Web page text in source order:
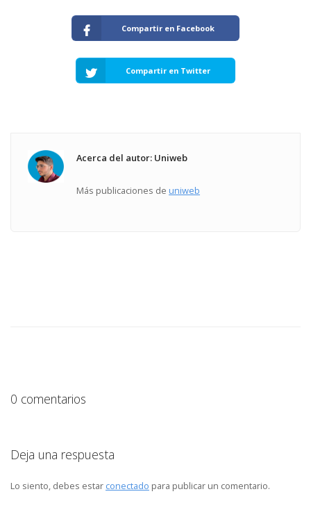
Compartir en Facebook
Compartir en Twitter
Acerca del autor: Uniweb
Más publicaciones de uniweb
0 comentarios
Deja una respuesta
Lo siento, debes estar conectado para publicar un comentario.